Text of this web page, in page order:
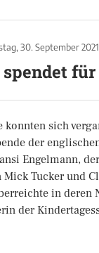
30. September 2021
sich
der
Engelmann,
Tucker und
in deren
der